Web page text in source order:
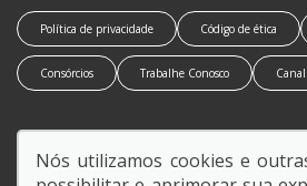
Política de privacidade Código de ética
Consórcios Trabalhe Conosco
Nós utilizamos cookies e